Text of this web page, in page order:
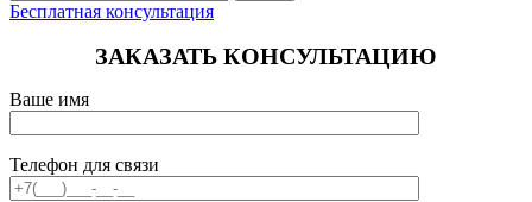
Бесплатная консультация
ЗАКАЗАТЬ КОНСУЛЬТАЦИЮ
Ваше имя
Телефон для связи